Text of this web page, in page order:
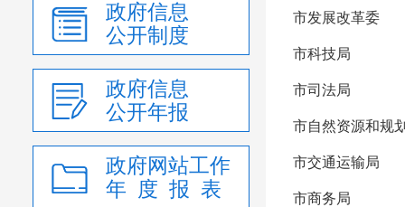
政府信息
公开制度
政府信息
公开年报
政府网站工作
年 度 报 表
市发展改革委
市科技局
市司法局
市自然资源和规
市交通运输局
市商务局